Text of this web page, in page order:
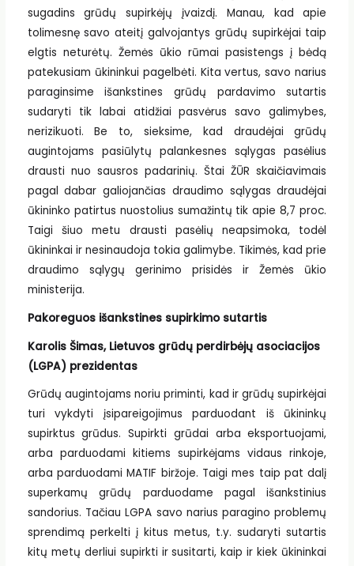
sugadins grūdų supirkėjų įvaizdį. Manau, kad apie
tolimesnę savo ateitį galvojantys grūdų supirkėjai taip
elgtis neturėtų. Žemės ūkio rūmai pasistengs į bėdą
patekusiam ūkininkui pagelbėti. Kita vertus, savo narius
paraginsime išankstines grūdų pardavimo sutartis
sudaryti tik labai atidžiai pasvėrus savo galimybes,
nerizikuoti. Be to, sieksime, kad draudėjai grūdų
augintojams pasiūlytų palankesnes sąlygas pasėlius
drausti nuo sausros padarinių. Štai ŽŪR skaičiavimais
pagal dabar galiojančias draudimo sąlygas draudėjai
ūkininko patirtus nuostolius sumažintų tik apie 8,7 proc.
Taigi šiuo metu drausti pasėlių neapsimoka, todėl
ūkininkai ir nesinaudoja tokia galimybe. Tikimės, kad prie
draudimo sąlygų gerinimo prisidės ir Žemės ūkio
ministerija.
Pakoreguos išankstines supirkimo sutartis
Karolis Šimas, Lietuvos grūdų perdirbėjų asociacijos
(LGPA) prezidentas
Grūdų augintojams noriu priminti, kad ir grūdų supirkėjai
turi vykdyti įsipareigojimus parduodant iš ūkininkų
supirktus grūdus. Supirkti grūdai arba eksportuojami,
arba parduodami kitiems supirkėjams vidaus rinkoje,
arba parduodami MATIF biržoje. Taigi mes taip pat dalį
superkamų grūdų parduodame pagal išankstinius
sandorius. Tačiau LGPA savo narius paragino problemų
sprendimą perkelti į kitus metus, t.y. sudaryti sutartis
kitų metų derliui supirkti ir susitarti, kaip ir kiek ūkininkai